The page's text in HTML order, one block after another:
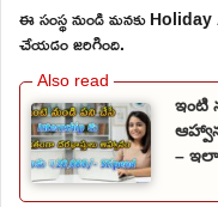
ఈ సంస్థ నుండి మనకు
చేయడం జరిగింది.
ఇంటి
–